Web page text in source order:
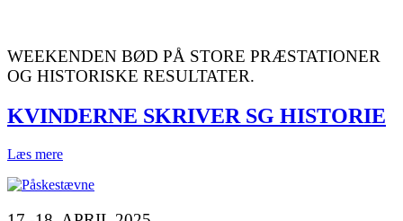
WEEKENDEN BØD PÅ STORE PRÆSTATIONER
OG HISTORISKE RESULTATER.
KVINDERNE SKRIVER SG HISTORIE
Læs mere